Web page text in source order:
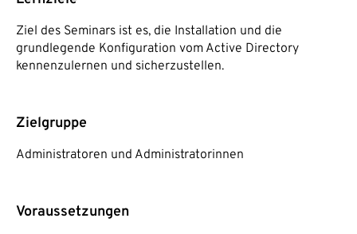
Ziel des Seminars ist es, die Installation und die
grundlegende Konfiguration vom Active Directory
kennenzulernen und sicherzustellen.
Zielgruppe
Administratoren und Administratorinnen
Voraussetzungen